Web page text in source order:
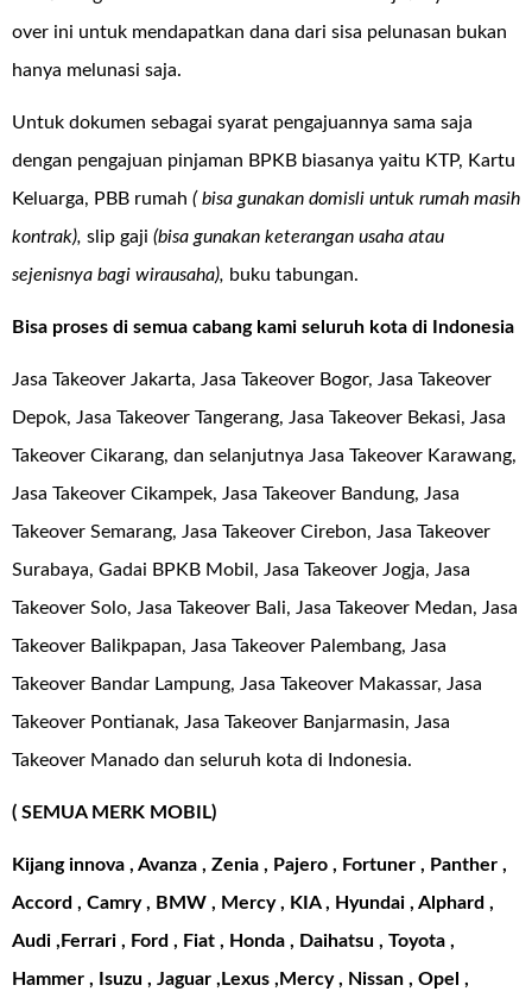
over ini untuk mendapatkan dana dari sisa pelunasan bukan
hanya melunasi saja.
Untuk dokumen sebagai syarat pengajuannya sama saja
dengan pengajuan pinjaman BPKB biasanya yaitu KTP, Kartu
Keluarga, PBB rumah ( bisa gunakan domisli untuk rumah masih
kontrak), slip gaji (bisa gunakan keterangan usaha atau
sejenisnya bagi wirausaha), buku tabungan.
Bisa proses di semua cabang kami seluruh kota di Indonesia
Jasa Takeover Jakarta, Jasa Takeover Bogor, Jasa Takeover
Depok, Jasa Takeover Tangerang, Jasa Takeover Bekasi, Jasa
Takeover Cikarang, dan selanjutnya Jasa Takeover Karawang,
Jasa Takeover Cikampek, Jasa Takeover Bandung, Jasa
Takeover Semarang, Jasa Takeover Cirebon, Jasa Takeover
Surabaya, Gadai BPKB Mobil, Jasa Takeover Jogja, Jasa
Takeover Solo, Jasa Takeover Bali, Jasa Takeover Medan, Jasa
Takeover Balikpapan, Jasa Takeover Palembang, Jasa
Takeover Bandar Lampung, Jasa Takeover Makassar, Jasa
Takeover Pontianak, Jasa Takeover Banjarmasin, Jasa
Takeover Manado dan seluruh kota di Indonesia.
( SEMUA MERK MOBIL)
Kijang innova , Avanza , Zenia , Pajero , Fortuner , Panther ,
Accord , Camry , BMW , Mercy , KIA , Hyundai , Alphard ,
Audi ,Ferrari , Ford , Fiat , Honda , Daihatsu , Toyota ,
Hammer , Isuzu , Jaguar ,Lexus ,Mercy , Nissan , Opel ,